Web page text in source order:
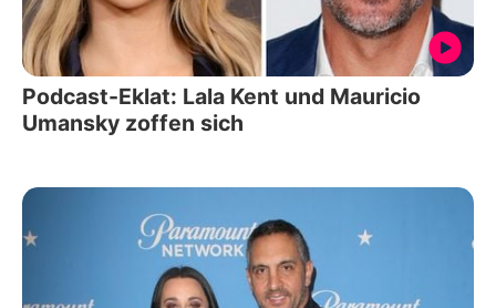
Podcast-Eklat: Lala Kent und Mauricio
Umansky zoffen sich